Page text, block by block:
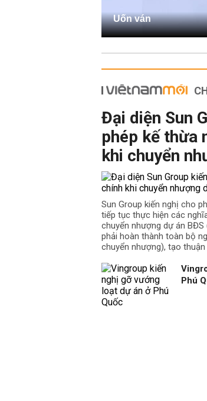
Uốn ván
Đại diện Sun
phép kế thừa
khi chuyển
Sun Group kiến nghị cho
tiếp tục thực hiện các
chuyển nhượng dự án
phải hoàn thành toàn bộ
chuyển nhượng), tạo
Phú